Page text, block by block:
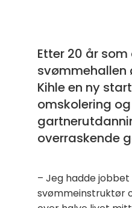
Etter 20 år
svømmehallen
Kihle en ny
omskolering og
overraskende
– Jeg hadde
svømmeinstruktør